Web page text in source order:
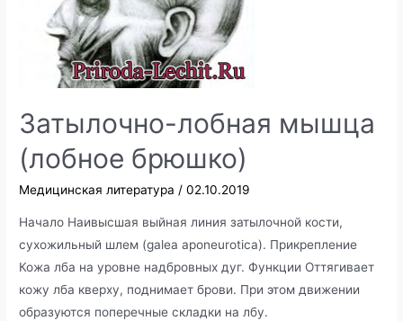
Затылочно-лобная мышца
(лобное брюшко)
Медицинская литература /02.10.2019
Начало Наивысшая выйная линия затылочной кости,
сухожильный шлем (galea aponeurotica). Прикрепление
Кожа лба на уровне надбровных дуг. Функции Оттягивает
кожу лба кверху, поднимает брови. При этом движении
образуются поперечные складки на лбу.